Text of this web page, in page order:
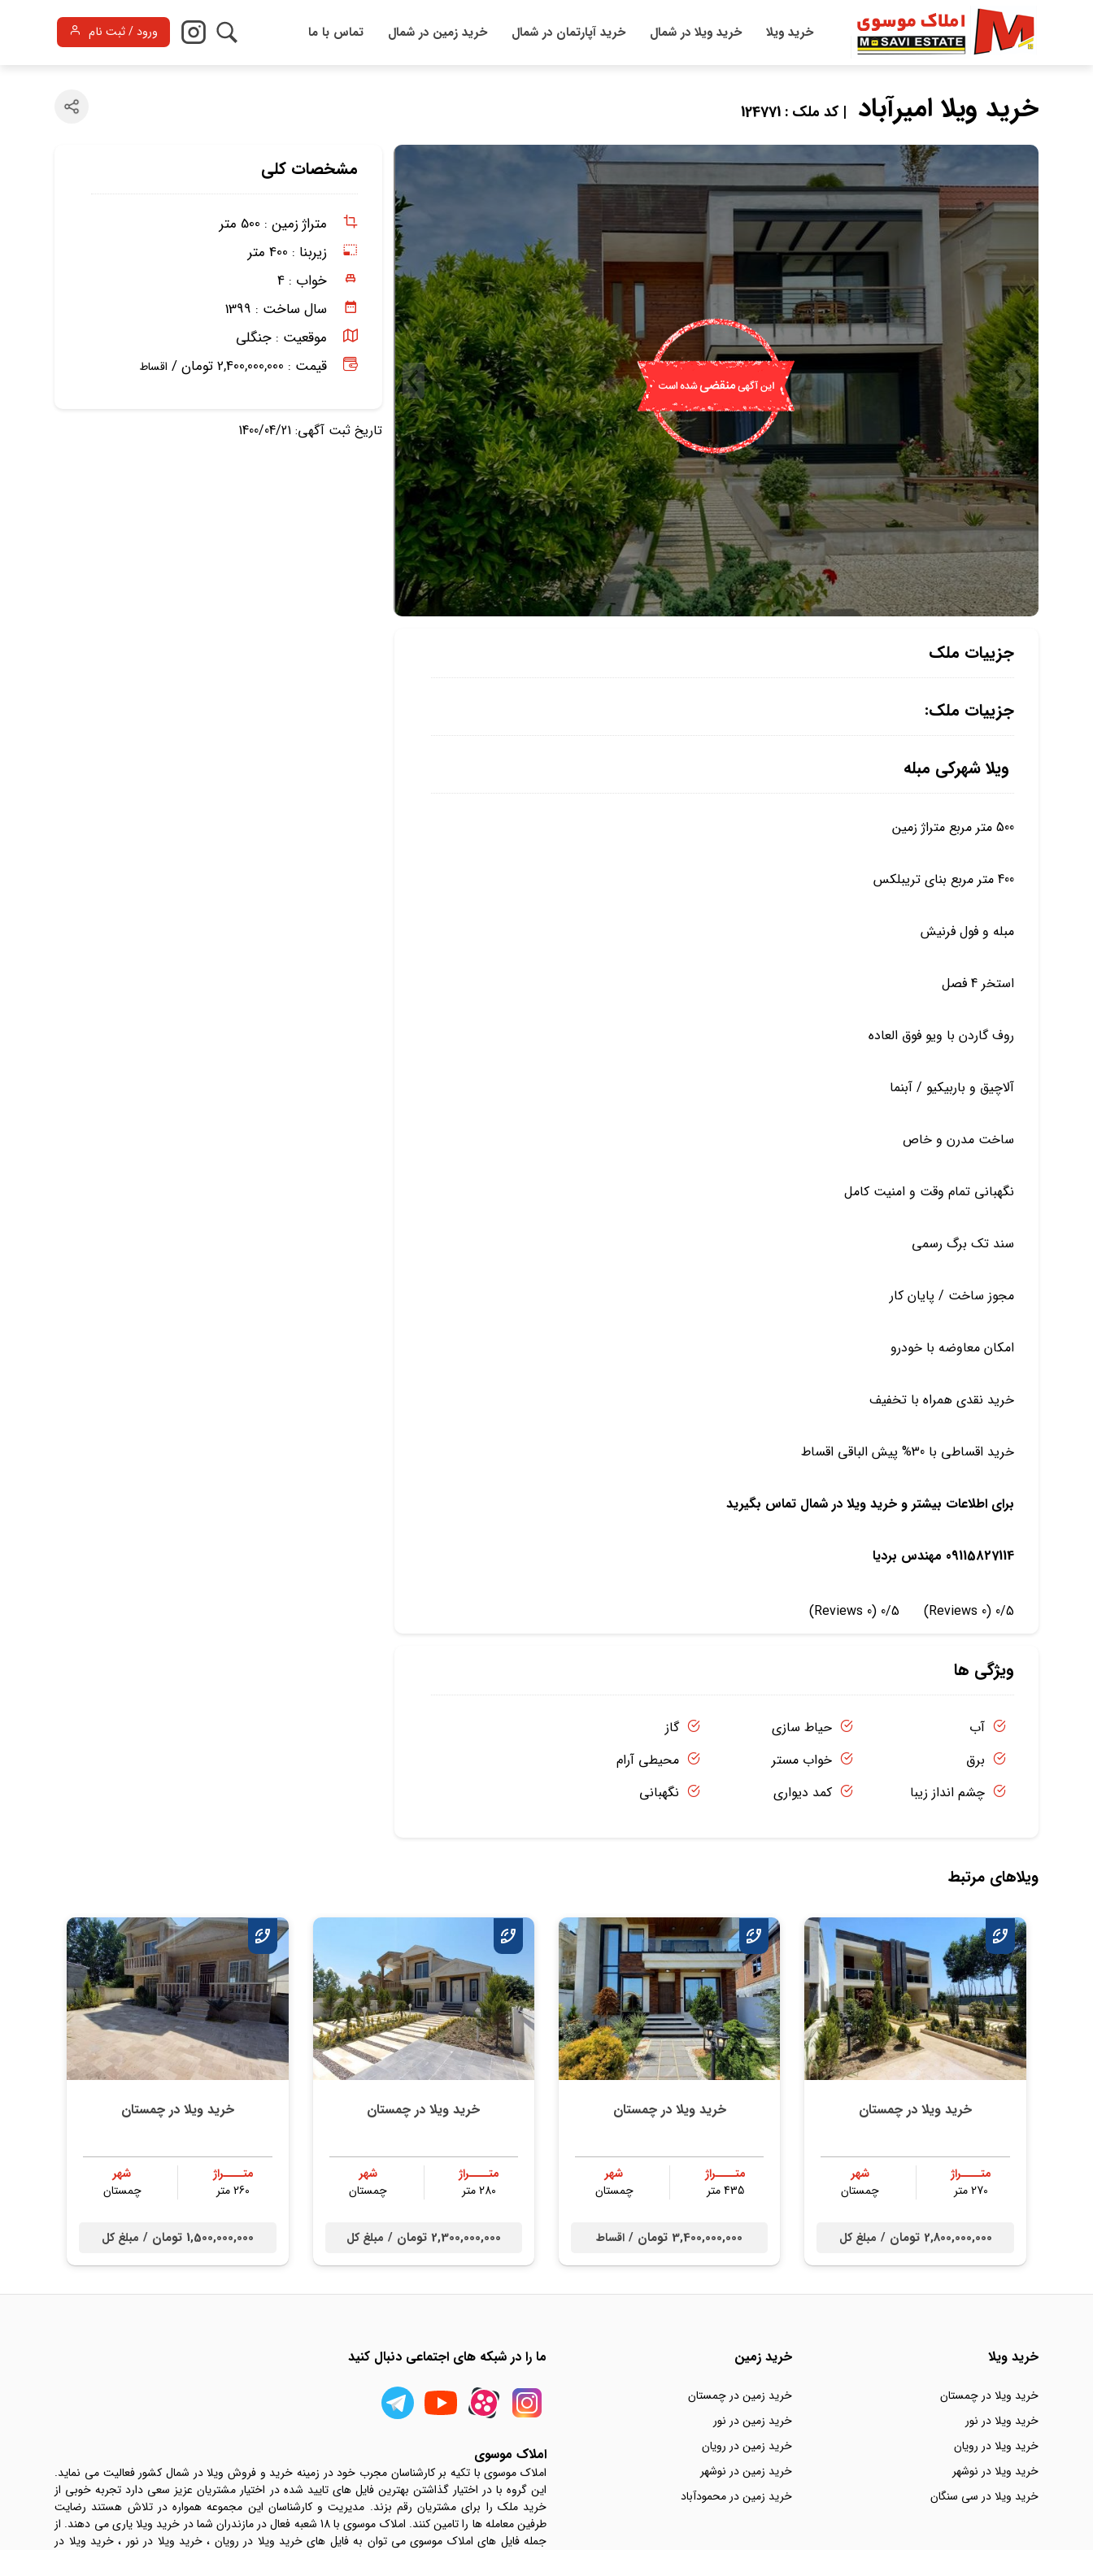
خرید ویلا خرید ویلا در شمال خرید آپارتمان در شمال خرید زمین در شمال تماس با ما ورود / ثبت نام
خرید ویلا امیرآباد | کد ملک : 124771
مشخصات کلی
متراژ زمین : 500 متر
زیربنا : 400 متر
خواب : 4
سال ساخت : 1399
موقعیت : جنگلی
قیمت : 2,400,000,000 تومان /
اقساط
تاریخ ثبت آگهی: 1400/04/21
جزییات ملک
جزییات ملک:
ویلا شهرکی مبله
500 متر مربع متراژ زمین
400 متر مربع بنای تریبلکس
مبله و فول فرنیش
استخر 4 فصل
روف گاردن با ویو فوق العاده
آلاچیق و باربیکیو / آبنما
ساخت مدرن و خاص
نگهبانی تمام وقت و امنیت کامل
سند تک برگ رسمی
مجوز ساخت / پایان کار
امکان معاوضه با خودرو
خرید نقدی همراه با تخفیف
خرید اقساطی با 30% پیش الباقی اقساط
برای اطلاعات بیشتر و خرید ویلا در شمال تماس بگیرید
09115827114 مهندس بردیا
0/5
(0 Reviews)
0/5
(0 Reviews)
ویژگی ها
آب
برق
چشم انداز زیبا
حیاط سازی
خواب مستر
کمد دیواری
گاز
محیطی آرام
نگهبانی
ویلاهای مرتبط
خرید ویلا در چمستان
متــــراژ
270 متر
شهر
چمستان
2,800,000,000 تومان / مبلغ کل
خرید ویلا در چمستان
متــــراژ
435 متر
شهر
چمستان
3,400,000,000 تومان / اقساط
خرید ویلا در چمستان
متــــراژ
280 متر
شهر
چمستان
2,300,000,000 تومان / مبلغ کل
خرید ویلا در چمستان
متــــراژ
260 متر
شهر
چمستان
1,500,000,000 تومان / مبلغ کل
خرید ویلا
خرید ویلا در چمستان
خرید ویلا در نور
خرید ویلا در رویان
خرید ویلا در نوشهر
خرید ویلا در سی سنگان
خرید زمین
خرید زمین در چمستان
خرید زمین در نور
خرید زمین در رویان
خرید زمین در نوشهر
خرید زمین در محمودآباد
ما را در شبکه های اجتماعی دنبال کنید
املاک موسوی
املاک موسوی با تکیه بر کارشناسان مجرب خود در زمینه خرید و فروش ویلا در شمال کشور فعالیت می نماید.
این گروه با در اختیار گذاشتن بهترین فایل های تایید شده در اختیار مشتریان عزیز سعی دارد تجربه خوبی از
خرید ملک را برای مشتریان رقم بزند. مدیریت و کارشناسان این مجموعه همواره در تلاش هستند رضایت
طرفین معامله ها را تامین کنند. املاک موسوی با 18 شعبه فعال در مازندران شما در خرید ویلا یاری می دهند. از
جمله فایل های املاک موسوی می توان به فایل های خرید ویلا در رویان ، خرید ویلا در نور ، خرید ویلا در